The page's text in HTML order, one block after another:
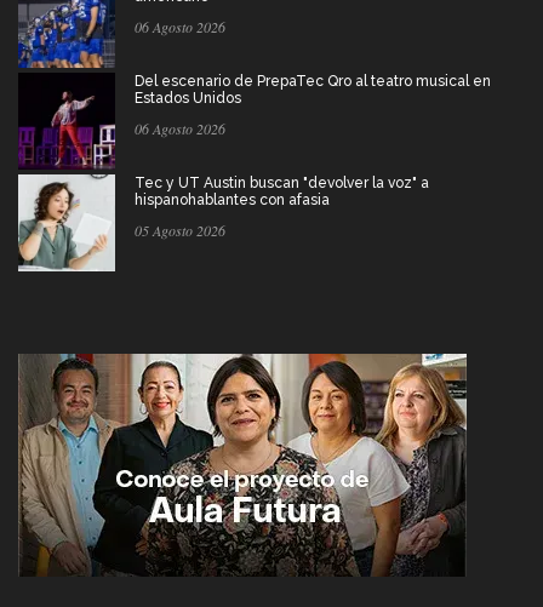
06 Agosto 2026
Del escenario de PrepaTec Qro al teatro musical en
Estados Unidos
06 Agosto 2026
Tec y UT Austin buscan "devolver la voz" a
hispanohablantes con afasia
05 Agosto 2026